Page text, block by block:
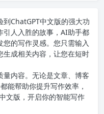
到ChatGPT中文版的强大功
引人入胜的故事，AI助手都
的写作灵感。您只需输入
生成相关内容，让您在短时
内容。无论是文章、博客
能帮助你提升写作效率，
文版 ，开启你的智能写作